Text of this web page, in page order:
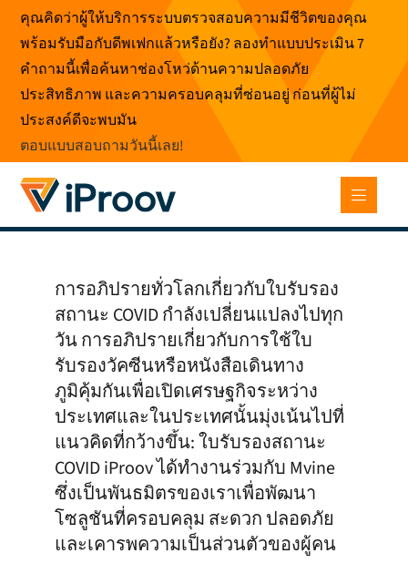
ข้าม
เนื้อหา
คุณคิดว่าผู้ให้บริการระบบตรวจสอบความมีชีวิตของคุณ
พร้อมรับมือกับดีพเฟกแล้วหรือยัง? ลองทำแบบประเมิน 7
คำถามนี้เพื่อค้นหาช่องโหว่ด้านความปลอดภัย
ประสิทธิภาพ และความครอบคลุมที่ซ่อนอยู่ ก่อนที่ผู้ไม่
ประสงค์ดีจะพบมัน
ตอบแบบสอบถามวันนี้เลย!
การอภิปรายทั่วโลกเกี่ยวกับใบรับรอง
สถานะ COVID กำลังเปลี่ยนแปลงไปทุก
วัน การอภิปรายเกี่ยวกับการใช้ใบ
รับรองวัคซีนหรือหนังสือเดินทาง
ภูมิคุ้มกันเพื่อเปิดเศรษฐกิจระหว่าง
ประเทศและในประเทศนั้นมุ่งเน้นไปที่
แนวคิดที่กว้างขึ้น: ใบรับรองสถานะ
COVID iProov ได้ทำงานร่วมกับ Mvine
ซึ่งเป็นพันธมิตรของเราเพื่อพัฒนา
โซลูชันที่ครอบคลุม สะดวก ปลอดภัย
และเคารพความเป็นส่วนตัวของผู้คน